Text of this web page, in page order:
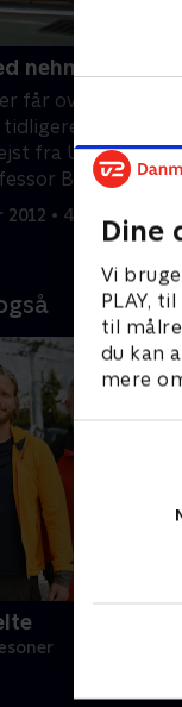
Dine
Vi
PLAY,
til
du kan
mere
nehmen
får overraskende
forlovede,
fra USA for at
Boenings
• 43 min